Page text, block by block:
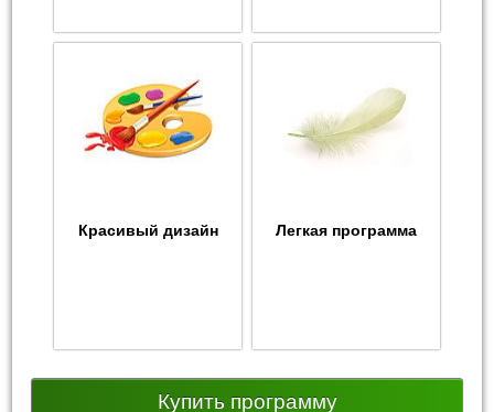
Красивый дизайн Легкая программа
Купить программу